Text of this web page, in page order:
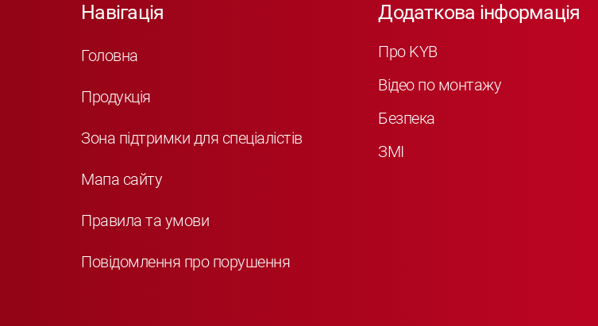
Навігація
Головна
Продукція
Зона підтримки для спеціалістів
Мапа сайту
Правила та умови
Повідомлення про порушення
Додаткова інформація
Про KYB
Відео по монтажу
Безпека
ЗМІ